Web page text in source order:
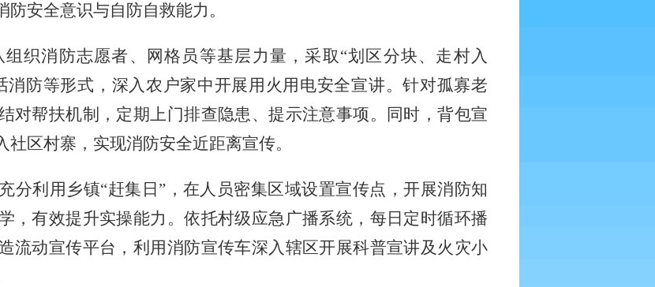
防安全意识与自防自救能力。
织消防志愿者、网格员等基层力量，采取 “划区分块、走村入
消防等形式，深入农户家中开展用火用电安全宣讲。针对孤寡老
对帮扶机制，定期上门排查隐患、提示注意事项。同时，背包宣
区村寨，实现消防安全近距离宣传。
分利用乡镇“赶集日”，在人员密集区域设置宣传点，开展消防知
，有效提升实操能力。依托村级应急广播系统，每日定时循环播
流动宣传平台，利用消防宣传车深入辖区开展科普宣讲及火灾小